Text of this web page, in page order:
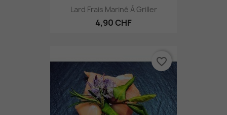
Lard Frais Mariné À Griller
4,90 CHF
favorite_border